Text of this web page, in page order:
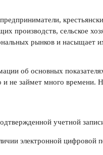
производств, сельское
рынков и насыщает
об основных
не займет много времени.
учетной
электронной цифровой